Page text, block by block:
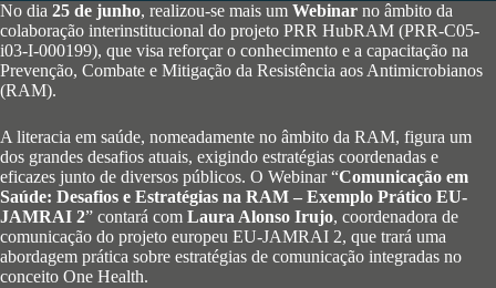
No dia 25 de junho, realizou-se mais um Webinar no âmbito da
colaboração interinstitucional do projeto PRR HubRAM (PRR-C05-
i03-I-000199), que visa reforçar o conhecimento e a capacitação na
Prevenção, Combate e Mitigação da Resistência aos Antimicrobianos
(RAM).
A literacia em saúde, nomeadamente no âmbito da RAM, figura um
dos grandes desafios atuais, exigindo estratégias coordenadas e
eficazes junto de diversos públicos. O Webinar “Comunicação em
Saúde: Desafios e Estratégias na RAM – Exemplo Prático EU-
JAMRAI 2” contará com Laura Alonso Irujo, coordenadora de
comunicação do projeto europeu EU-JAMRAI 2, que trará uma
abordagem prática sobre estratégias de comunicação integradas no
conceito One Health.